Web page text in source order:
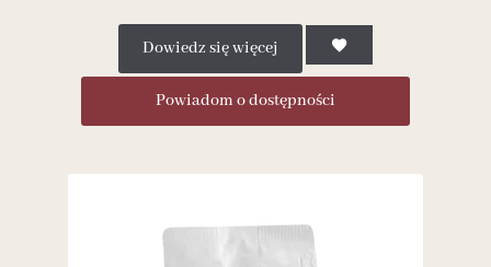
Dowiedz się więcej
Powiadom o dostępności